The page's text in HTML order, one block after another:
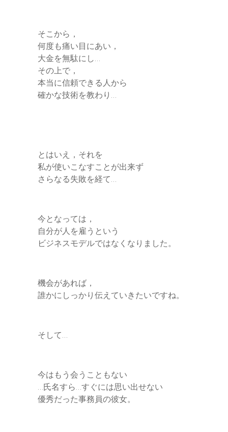
そこから，
何度も痛い目にあい，
大金を無駄にし…
その上で，
本当に信頼できる人から
確かな技術を教わり…
とはいえ，それを
私が使いこなすことが出来ず
さらなる失敗を経て…
今となっては，
自分が人を雇うという
ビジネスモデルではなくなりました。
機会があれば，
誰かにしっかり伝えていきたいですね。
そして…
今はもう会うこともない
…氏名すら…すぐには思い出せない
優秀だった事務員の彼女。